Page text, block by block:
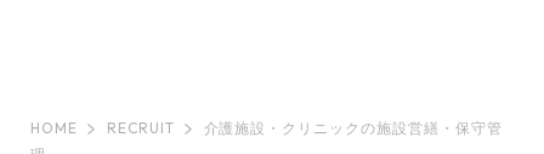
HOME RECRUIT
介護施設・クリニックの施設営繕・保守管